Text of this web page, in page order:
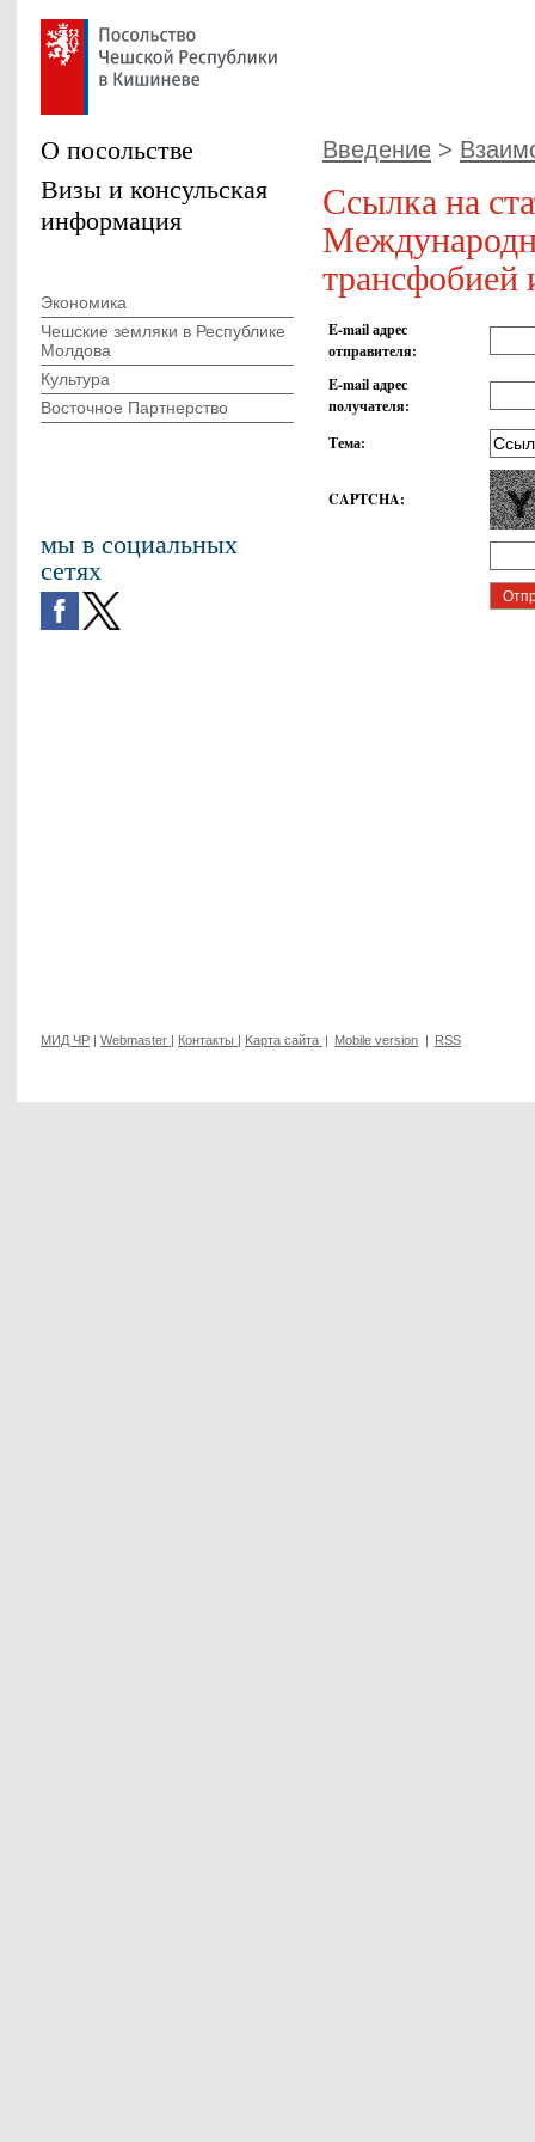
Введение >
Ссылка на
E-mail адрес
отправителя:
E-mail адрес
получателя:
Тема:
CAPTCHA:
О посольстве
Визы и консульская
информация
Экономика
Чешские земляки в Республике
Молдова
Культура
Восточное Партнерство
мы в социальных
сетях
МИД ЧР | Webmaster | Контакты | Kарта сайта | Mobile version | RSS